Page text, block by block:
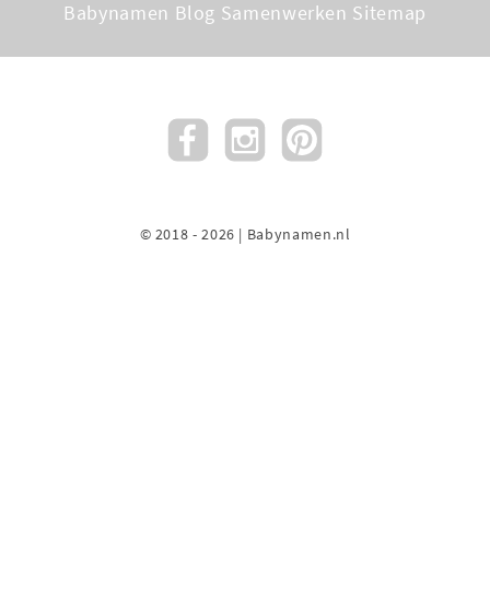
Babynamen Blog Samenwerken Sitemap
© 2018 - 2026 | Babynamen.nl